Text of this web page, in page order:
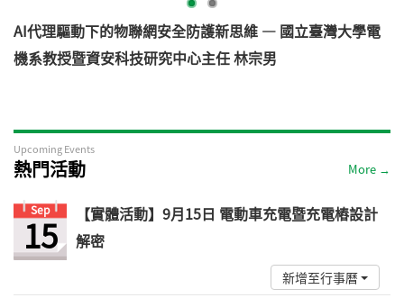
AI代理驅動下的物聯網安全防護新思維 — 國立臺灣大學電
機系教授暨資安科技研究中心主任 林宗男
Upcoming Events
熱門活動 More →
Sep
15
【實體活動】9月15日 電動車充電暨充電樁設計
解密
新增至行事曆